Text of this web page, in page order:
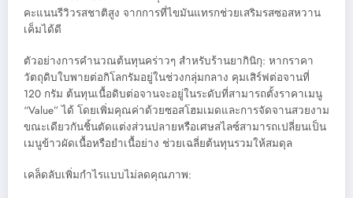
คะแนนรีวิวรสชาติสูง จากการที่ไขมันแทรกช่วยเสริมรสซอสหวาน
เค็มได้ดี
ตัวอย่างการคำนวณต้นทุนคร่าวๆ สำหรับร้านยากินิกุ: หากราคา
วัตถุดิบใบพายต่อกิโลกรัมอยู่ในช่วงกลุ่มกลาง คุมเสิร์ฟต่อจานที่
120 กรัม ต้นทุนเนื้อดิบต่อจานจะอยู่ในระดับที่สามารถตั้งราคาเมนู
“Value” ได้ โดยเพิ่มคุณค่าด้วยซอสโฮมเมดและการจัดจานสวยงาม
ขณะเดียวกันชิ้นตัดแต่งส่วนปลายหรือเศษสไลซ์สามารถเปลี่ยนเป็น
เมนูข้าวผัดเนื้อหรือยำเนื้อย่าง ช่วยเฉลี่ยต้นทุนรวมให้สมดุล
เคล็ดลับเพิ่มกำไรแบบไม่ลดคุณภาพ: